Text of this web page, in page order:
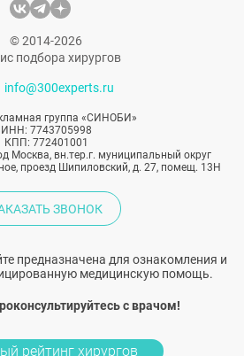
© 2014-2026
подбора хирургов
info@300experts.ru
группа «СИНОБИ»
ИНН: 7743705998
КПП: 772401001
Москва, вн.тер.г. муниципальный округ
проезд Шипиловский, д. 27, помещ. 13Н
ЗВОНОК
предназначена для ознакомления и
медицинскую помощь.
с врачом!
рейтинг хирургов